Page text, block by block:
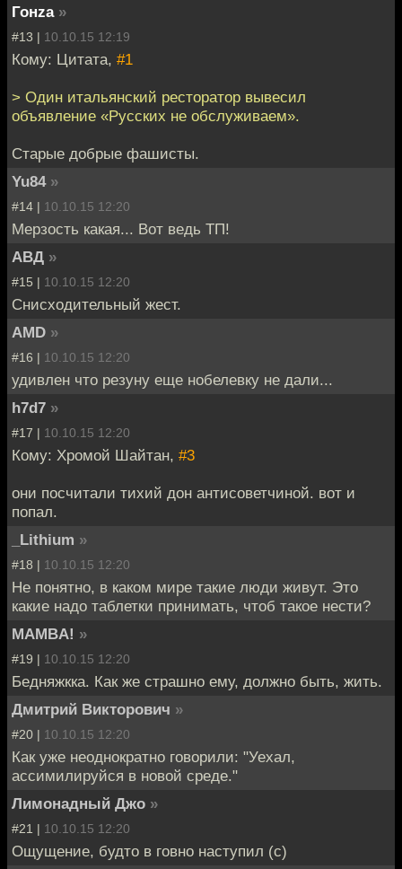
Гонzа »
#13 | 10.10.15 12:19
Кому: Цитата, #1
> Один итальянский ресторатор вывесил
объявление «Русских не обслуживаем».
Старые добрые фашисты.
Yu84 »
#14 | 10.10.15 12:20
Мерзость какая... Вот ведь ТП!
АВД »
#15 | 10.10.15 12:20
Снисходительный жест.
AMD »
#16 | 10.10.15 12:20
удивлен что резуну еще нобелевку не дали...
h7d7 »
#17 | 10.10.15 12:20
Кому: Хромой Шайтан, #3
они посчитали тихий дон антисоветчиной. вот и
попал.
_Lithium »
#18 | 10.10.15 12:20
Не понятно, в каком мире такие люди живут. Это
какие надо таблетки принимать, чтоб такое нести?
MAMBA! »
#19 | 10.10.15 12:20
Бедняжкка. Как же страшно ему, должно быть, жить.
Дмитрий Викторович »
#20 | 10.10.15 12:20
Как уже неоднократно говорили: "Уехал,
ассимилируйся в новой среде."
Лимонадный Джо »
#21 | 10.10.15 12:20
Ощущение, будто в говно наступил (с)